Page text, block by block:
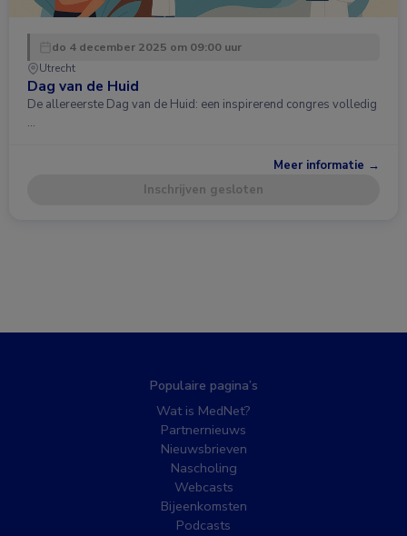
do 4 december 2025 om 09:00 uur
Utrecht
Dag van de Huid
De allereerste Dag van de Huid: een inspirerend congres volledig
…
Meer informatie →
Inschrijven gesloten
Populaire pagina’s
Wat is MedNet?
Partnernieuws
Nieuwsbrieven
Nascholing
Webcasts
Bijeenkomsten
Podcasts